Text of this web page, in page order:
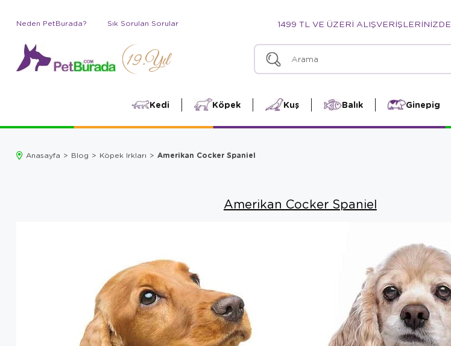
Neden PetBurada? Sık Sorulan Sorular 1499 TL VE ÜZERİ ALIŞVERİŞLERİNİZDE
Kedi Köpek Kuş Balık Ginepig
Anasayfa Blog Köpek Irkları Amerikan Cocker Spaniel
Amerikan Cocker Spaniel